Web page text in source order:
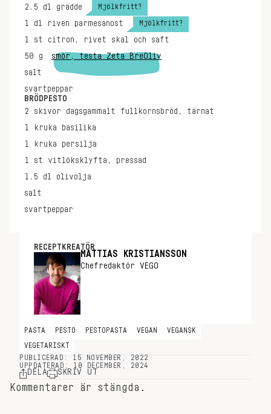
2.5 dl grädde Mjölkfritt?
1 dl riven parmesanost Mjölkfritt?
1 st
citron, rivet skal och saft
50 g
smör, testa Zeta BreOliv
salt
svartpeppar
BRÖDPESTO
2 skivor
dagsgammalt fullkornsbröd, tärnat
1
kruka
basilika
1
kruka
persilja
1 st
vitlöksklyfta, pressad
1.5 dl
olivolja
salt
svartpeppar
RECEPTKREATÖR
MATTIAS KRISTIANSSON
Chefredaktör VEGO
PASTA PESTO PESTOPASTA VEGAN VEGANSK
VEGETARISKT
PUBLICERAD: 15 NOVEMBER, 2022
UPPDATERAD: 10 DECEMBER, 2024
DELA SKRIV UT
Kommentarer är stängda.